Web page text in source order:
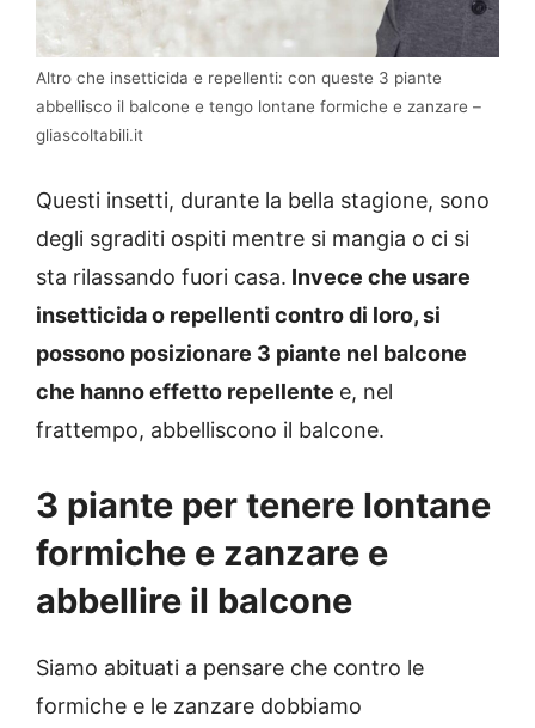
Altro che insetticida e repellenti: con queste 3 piante
abbellisco il balcone e tengo lontane formiche e zanzare –
gliascoltabili.it
Questi insetti, durante la bella stagione, sono
degli sgraditi ospiti mentre si mangia o ci si
sta rilassando fuori casa. Invece che usare
insetticida o repellenti contro di loro, si
possono posizionare 3 piante nel balcone
che hanno effetto repellente e, nel
frattempo, abbelliscono il balcone.
3 piante per tenere lontane
formiche e zanzare e
abbellire il balcone
Siamo abituati a pensare che contro le
formiche e le zanzare dobbiamo